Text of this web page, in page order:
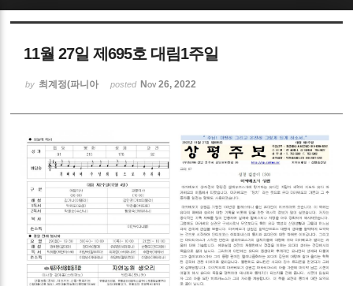
11월 27일 제695호 대림1주일
by 최계정(파니아 posted Nov 26, 2022
Sketchbook5, 스케치북5
Sketchbook5, 스케치북5